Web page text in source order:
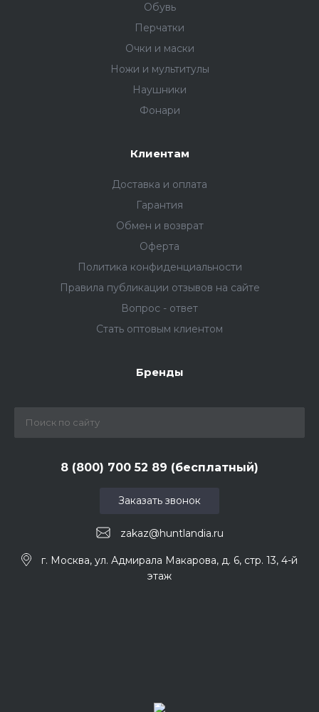
Обувь
Перчатки
Очки и маски
Ножи и мультитулы
Наушники
Фонари
Клиентам
Доставка и оплата
Гарантия
Обмен и возврат
Оферта
Политика конфиденциальности
Правила публикации отзывов на сайте
Вопрос - ответ
Стать оптовым клиентом
Бренды
8 (800) 700 52 89 (бесплатный)
zakaz@huntlandia.ru
Заказать звонок
г. Москва, ул. Адмирала Макарова, д. 6, стр. 13, 4-й
этаж